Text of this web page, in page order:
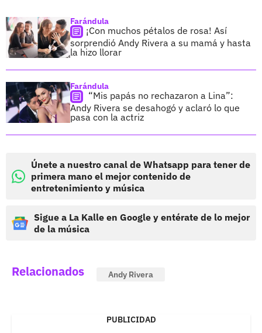
Farándula
¡Con muchos pétalos de rosa! Así
sorprendió Andy Rivera a su mamá y hasta
la hizo llorar
Farándula
“Mis papás no rechazaron a Lina”:
Andy Rivera se desahogó y aclaró lo que
pasa con la actriz
Únete a nuestro canal de Whatsapp para tener de
primera mano el mejor contenido de
entretenimiento y música
Sigue a La Kalle en Google y entérate de lo mejor
de la música
Relacionados Andy Rivera
PUBLICIDAD